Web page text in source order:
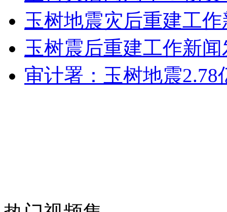
玉树地震灾后重建工
玉树震后重建工作新
审计署：玉树地震